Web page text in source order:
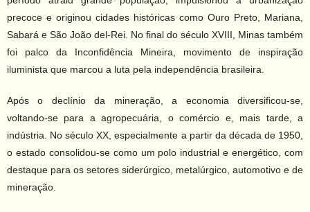
precoce e originou cidades históricas como Ouro Preto, Mariana,
Sabará e São João del-Rei. No final do século XVIII, Minas também
foi palco da Inconfidência Mineira, movimento de inspiração
iluminista que marcou a luta pela independência brasileira.
Após o declínio da mineração, a economia diversificou-se,
voltando-se para a agropecuária, o comércio e, mais tarde, a
indústria. No século XX, especialmente a partir da década de 1950,
o estado consolidou-se como um polo industrial e energético, com
destaque para os setores siderúrgico, metalúrgico, automotivo e de
mineração.